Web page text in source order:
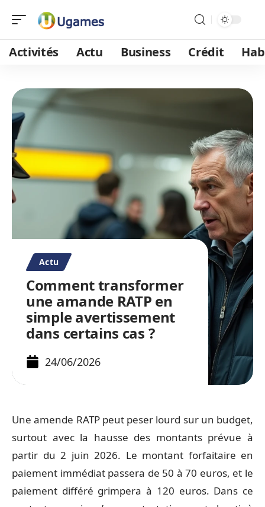
Activités Actu Business Crédit
Actu
Comment transformer
une amande RATP en
simple avertissement
dans certains cas ?
24/06/2026
Une amende RATP peut peser lourd sur un budget,
surtout avec la hausse des montants prévue à
partir du 2 juin 2026. Le montant forfaitaire en
paiement immédiat passera de 50 à 70 euros, et le
paiement différé grimpera à 120 euros. Dans ce